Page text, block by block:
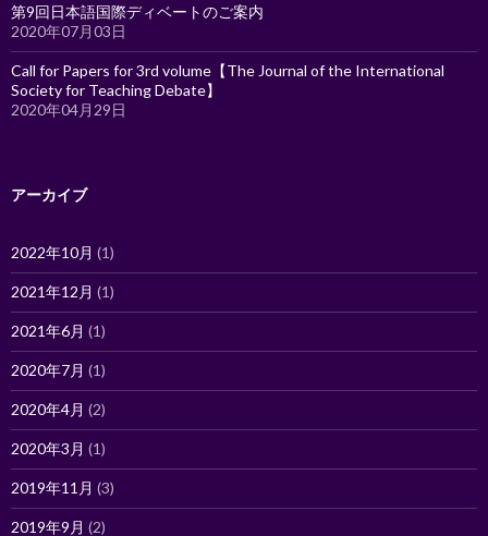
第9回日本語国際ディベートのご案内
2020年07月03日
Call for Papers for 3rd volume【The Journal of the International
Society for Teaching Debate】
2020年04月29日
アーカイブ
2022年10月 (1)
2021年12月 (1)
2021年6月 (1)
2020年7月 (1)
2020年4月 (2)
2020年3月 (1)
2019年11月 (3)
2019年9月 (2)